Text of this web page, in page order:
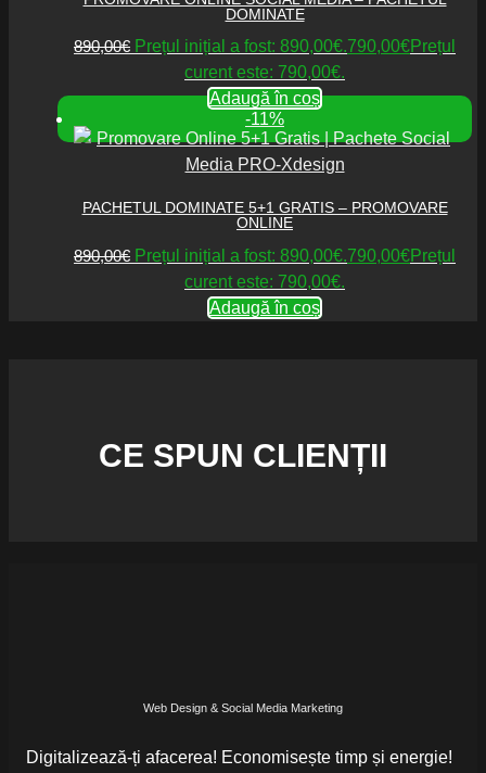
DOMINATE
890,00€ Prețul inițial a fost: 890,00€.790,00€Prețul
curent este: 790,00€.
Adaugă în coș
-11%
PACHETUL DOMINATE 5+1 GRATIS – PROMOVARE
ONLINE
890,00€ Prețul inițial a fost: 890,00€.790,00€Prețul
curent este: 790,00€.
Adaugă în coș
CE SPUN CLIENȚII
Web Design & Social Media Marketing
Digitalizează-ți afacerea! Economisește timp și energie!